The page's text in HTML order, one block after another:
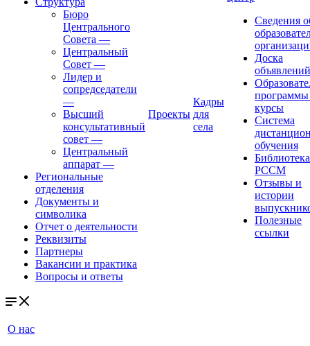
Бюро
Центрального
Совета —
Центральный
Совет —
Лидер и
сопредседатели
—
Высший
консультативный
совет —
Центральный
аппарат —
Региональные
отделения
Документы и
символика
Отчет о деятельности
Реквизиты
Партнеры
Вакансии и практика
Вопросы и ответы
Проекты
Кадры
для
села
Сведения
Доска
объявлений
курсы
Система
обучения
Библиотека
РССМ
Отзывы и
истории
Полезные
ссылки
О нас